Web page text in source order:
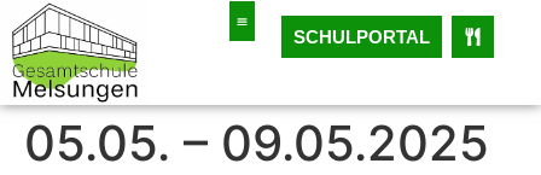
SCHULPORTAL
05.05. – 09.05.2025